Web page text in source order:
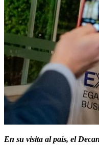
En su visita al país, el